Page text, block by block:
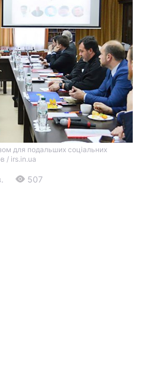
для подальших соціальних
/ irs.in.ua
507